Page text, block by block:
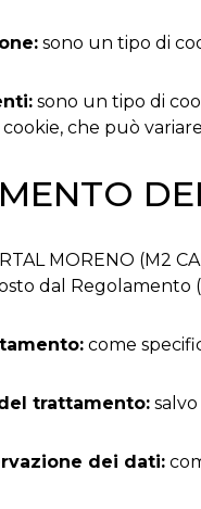
sono un tipo di
sono un tipo di
che può
MORENO (M2
dal Regolamento
come
trattamento:
dei dati: